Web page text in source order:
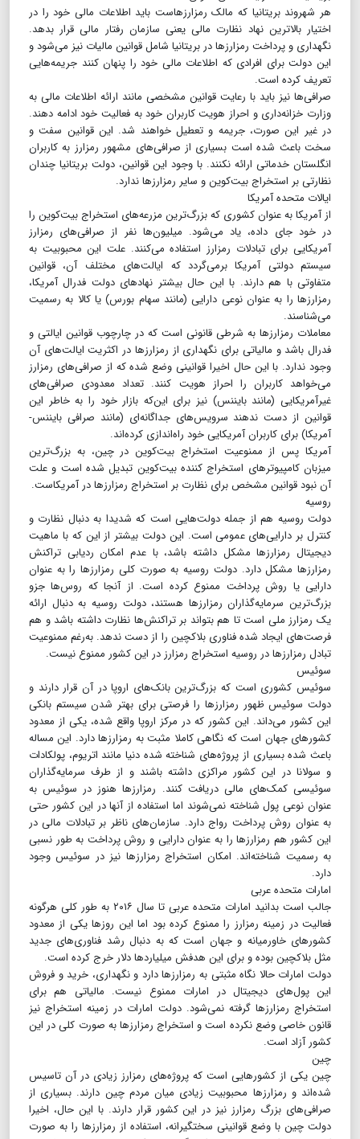
هر شهروند بریتانیا که مالک رمزارزهاست باید اطلاعات مالی خود را در
اختیار بالاترین نهاد نظارت مالی یعنی سازمان رفتار مالی قرار بدهد.
نگهداری و پرداخت رمزارزها در بریتانیا شامل قوانین مالیات نیز می‌شود و
این دولت برای افرادی که اطلاعات مالی خود را پنهان کنند جریمه‌هایی
تعریف کرده است.
صرافی‌ها نیز باید با رعایت قوانین مشخصی مانند ارائه اطلاعات مالی به
وزارت خزانه‌داری و احراز هویت کاربران خود به فعالیت خود ادامه دهند.
در غیر این صورت، جریمه و تعطیل خواهند شد. این قوانین سفت و
سخت باعث شده است بسیاری از صرافی‌های مشهور رمزارز به کاربران
انگلستان خدماتی ارائه نکنند. با وجود این قوانین، دولت بریتانیا چندان
نظارتی بر استخراج بیت‌کوین و سایر رمزارزها ندارد.
ایالات متحده آمریکا
از آمریکا به عنوان کشوری که بزرگ‌ترین مزرعه‌های استخراج بیت‌کوین را
در خود جای داده، یاد می‌شود. میلیون‌ها نفر از صرافی‌های رمزارز
آمریکایی برای تبادلات رمزارز استفاده می‌کنند. علت این محبوبیت به
سیستم دولتی آمریکا برمی‌گردد که ایالت‌های مختلف آن، قوانین
متفاوتی با هم دارند. با این حال بیشتر نهادهای دولت فدرال آمریکا،
رمزارزها را به عنوان نوعی دارایی (مانند سهام بورس) یا کالا به رسمیت
می‌شناسند.
معاملات رمزارزها به شرطی قانونی است که در چارچوب قوانین ایالتی و
فدرال باشد و مالیاتی برای نگهداری از رمزارزها در اکثریت ایالت‌های آن
وجود ندارد. با این حال اخیرا قوانینی وضع شده که از صرافی‌های رمزارز
می‌خواهد کاربران را احراز هویت کنند. تعداد معدودی صرافی‌های
غیرآمریکایی (مانند بایننس) نیز برای این‌که بازار خود را به خاطر این
قوانین از دست ندهند سرویس‌های جداگانه‌ای (مانند صرافی بایننس-
آمریکا) برای کاربران آمریکایی خود راه‌اندازی کرده‌اند.
آمریکا پس از ممنوعیت استخراج بیت‌کوین در چین، به بزرگ‌ترین
میزبان کامپیوترهای استخراج کننده بیت‌کوین تبدیل شده است و علت
آن نبود قوانین مشخص برای نظارت بر استخراج رمزارزها در آمریکاست.
روسیه
دولت روسیه هم از جمله دولت‌هایی است که شدیدا به دنبال نظارت و
کنترل بر دارایی‌های عمومی است. این دولت بیشتر از این که با ماهیت
دیجیتال رمزارزها مشکل داشته باشد، با عدم امکان ردیابی تراکنش
رمزارزها مشکل دارد. دولت روسیه به صورت کلی رمزارزها را به عنوان
دارایی یا روش پرداخت ممنوع کرده است. از آنجا که روس‌ها جزو
بزرگ‌ترین سرمایه‌گذاران رمزارزها هستند، دولت روسیه به دنبال ارائه
یک رمزارز ملی است تا هم بتواند بر تراکنش‌ها نظارت داشته باشد و هم
فرصت‌های ایجاد شده فناوری بلاکچین را از دست ندهد. به‌رغم ممنوعیت
تبادل رمزارزها در روسیه استخراج رمزارز در این کشور ممنوع نیست.
سوئیس
سوئیس کشوری است که بزرگ‌ترین بانک‌های اروپا در آن قرار دارند و
دولت سوئیس ظهور رمزارزها را فرصتی برای بهتر شدن سیستم بانکی
این کشور می‌داند. این کشور که در مرکز اروپا واقع شده، یکی از معدود
کشورهای جهان است که نگاهی کاملا مثبت به رمزارزها دارد. این مساله
باعث شده بسیاری از پروژه‌های شناخته شده دنیا مانند اتریوم، پولکادات
و سولانا در این کشور مراکزی داشته باشند و از طرف سرمایه‌گذاران
سوئیسی کمک‌های مالی دریافت کنند. رمزارزها هنوز در سوئیس به
عنوان نوعی پول شناخته نمی‌شوند اما استفاده از آنها در این کشور حتی
به عنوان روش پرداخت رواج دارد. سازمان‌های ناظر بر تبادلات مالی در
این کشور هم رمزارزها را به عنوان دارایی و روش پرداخت به طور نسبی
به رسمیت شناخته‌اند. امکان استخراج رمزارزها نیز در سوئیس وجود
دارد.
امارات متحده عربی
جالب است بدانید امارات متحده عربی تا سال ۲۰۱۶ به طور کلی هرگونه
فعالیت در زمینه رمزارز را ممنوع کرده بود اما این روزها یکی از معدود
کشورهای خاورمیانه و جهان است که به دنبال رشد فناوری‌های جدید
مثل بلاکچین بوده و برای این هدفش میلیاردها دلار خرج کرده است.
دولت امارات حالا نگاه مثبتی به رمزارزها دارد و نگهداری، خرید و فروش
این پول‌های دیجیتال در امارات ممنوع نیست. مالیاتی هم برای
استخراج رمزارزها گرفته نمی‌شود. دولت امارات در زمینه استخراج نیز
قانون خاصی وضع نکرده است و استخراج رمزارزها به صورت کلی در این
کشور آزاد است.
چین
چین یکی از کشورهایی است که پروژه‌های رمزارز زیادی در آن تاسیس
شده‌اند و رمزارزها محبوبیت زیادی میان مردم چین دارند. بسیاری از
صرافی‌های بزرگ رمزارز نیز در این کشور قرار دارند. با این حال، اخیرا
دولت چین با وضع قوانینی سختگیرانه، استفاده از رمزارزها را به صورت